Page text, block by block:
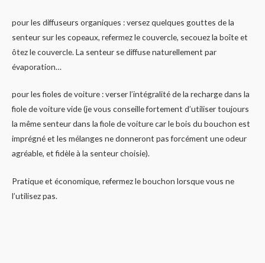
pour les diffuseurs organiques : versez quelques gouttes de la
senteur sur les copeaux, refermez le couvercle, secouez la boîte et
ôtez le couvercle. La senteur se diffuse naturellement par
évaporation…
pour les fioles de voiture : verser l’intégralité de la recharge dans la
fiole de voiture vide (je vous conseille fortement d’utiliser toujours
la même senteur dans la fiole de voiture car le bois du bouchon est
imprégné et les mélanges ne donneront pas forcément une odeur
agréable, et fidèle à la senteur choisie).
Pratique et économique, refermez le bouchon lorsque vous ne
l’utilisez pas.